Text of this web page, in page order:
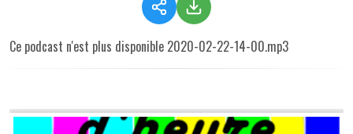
Ce podcast n'est plus disponible 2020-02-22-14-00.mp3